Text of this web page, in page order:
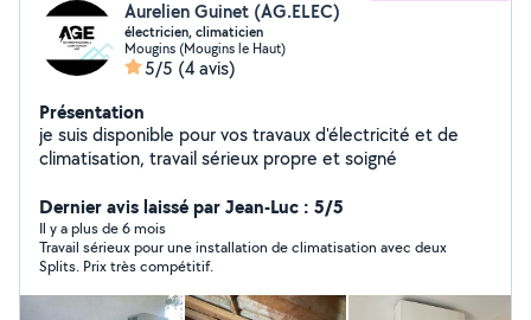
Aurelien Guinet (AG.ELEC)
électricien, climaticien
Mougins (Mougins le Haut)
5/5 (4 avis)
Présentation
je suis disponible pour vos travaux d'électricité et de
climatisation, travail sérieux propre et soigné
Dernier avis laissé par Jean-Luc : 5/5
Il y a plus de 6 mois
Travail sérieux pour une installation de climatisation avec deux
Splits. Prix très compétitif.